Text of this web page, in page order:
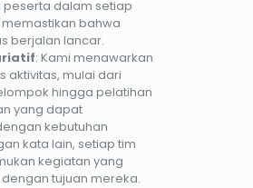
dalam setiap
bahwa
berjalan lancar.
: Kami menawarkan
aktivitas, mulai dari
hingga pelatihan
yang dapat
kebutuhan
kata lain, setiap tim
kegiatan yang
tujuan mereka.